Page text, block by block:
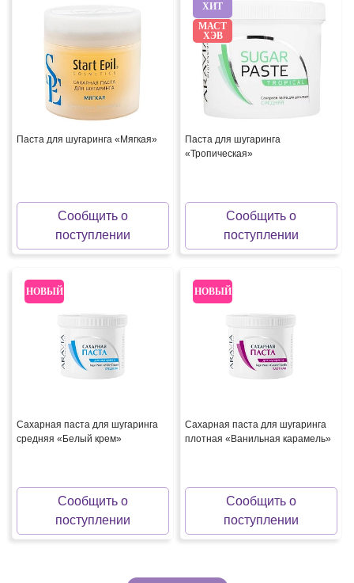
Паста для шугаринга «Мягкая»
Сообщить о
поступлении
ХИТ
МАСТ
ХЭВ
Паста для шугаринга
«Тропическая»
Сообщить о
поступлении
НОВЫЙ
Сахарная паста для шугаринга
средняя «Белый крем»
Сообщить о
поступлении
НОВЫЙ
Сахарная паста для шугаринга
плотная «Ванильная карамель»
Сообщить о
поступлении